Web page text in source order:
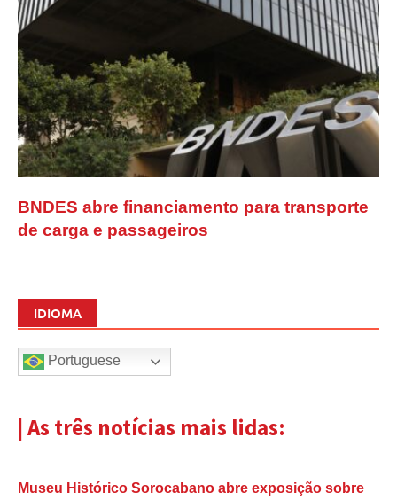
BNDES abre financiamento para transporte
de carga e passageiros
IDIOMA
Portuguese
| As três notícias mais lidas:
Museu Histórico Sorocabano abre exposição sobre